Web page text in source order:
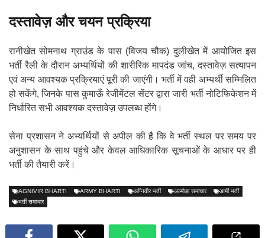
दस्तावेज़ और चयन प्रक्रिया
रानीखेत सोमनाथ ग्राउंड के पास (विजय चौक) दुलीखेत में आयोजित इस
भर्ती रैली के दौरान अभ्यर्थियों की शारीरिक मापदंड जांच, दस्तावेज़ सत्यापन
एवं अन्य आवश्यक प्रक्रियाएं पूरी की जाएंगी। भर्ती में वही अभ्यर्थी सम्मिलित
हो सकेंगे, जिनके पास कुमाऊँ रेजीमेंटल सेंटर द्वारा जारी भर्ती नोटिफिकेशन में
निर्धारित सभी आवश्यक दस्तावेज़ उपलब्ध होंगे।
सेना प्रशासन ने अभ्यर्थियों से अपील की है कि वे भर्ती स्थल पर समय पर
अनुशासन के साथ पहुंचे और केवल आधिकारिक सूचनाओं के आधार पर ही
भर्ती की तैयारी करें।
AGNIVIR BHARTI ARMY BHARTI अग्निवीर भर्ती अल्मोड़ा समाचार
आर्मी भर्ती
भर्ती समाचार